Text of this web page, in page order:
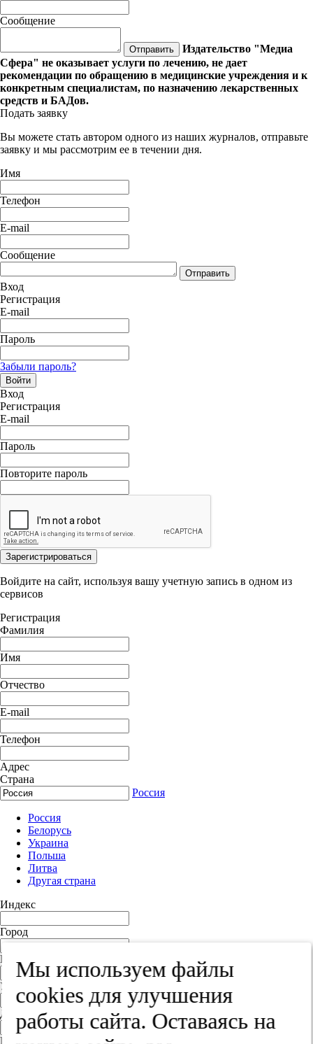
Сообщение
Отправить
Издательство "Медиа
Сфера" не оказывает услуги по лечению, не дает
рекомендации по обращению в медицинские учреждения и к
конкретным специалистам, по назначению лекарственных
средств и БАДов.
Подать заявку
Вы можете стать автором одного из наших журналов, отправьте
заявку и мы рассмотрим ее в течении дня.
Имя
Телефон
E-mail
Сообщение
Отправить
Вход
Регистрация
E-mail
Пароль
Забыли пароль?
Войти
Вход
Регистрация
E-mail
Пароль
Повторите пароль
Зарегистрироваться
Войдите на сайт, используя вашу учетную запись в одном из
сервисов
Регистрация
Фамилия
Имя
Отчество
E-mail
Телефон
Адрес
Страна
Россия
Россия
Белорусь
Украина
Польша
Литва
Другая страна
Индекс
Город
Край
Улица
Дом
Квартира
Мы используем файлы
cооkies для улучшения
работы сайта. Оставаясь на